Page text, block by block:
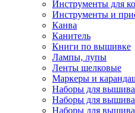
Инструменты для
Инструменты и
Канва
Канитель
Книги по вышивке
Лампы, лупы
Ленты шелковые
Маркеры и
Наборы для
Наборы для
Наборы для